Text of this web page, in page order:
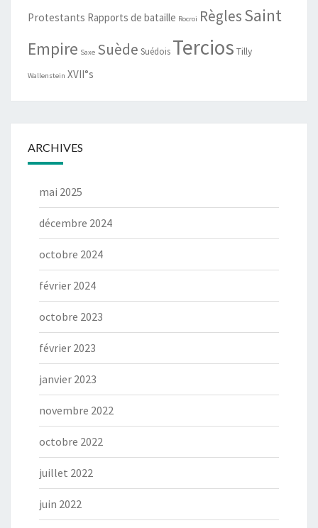
Protestants Rapports de bataille Rocroi RèglesSaint
Empire Saxe Suède Suédois Tercios Tilly
Wallenstein XVII°s
ARCHIVES
mai 2025
décembre 2024
octobre 2024
février 2024
octobre 2023
février 2023
janvier 2023
novembre 2022
octobre 2022
juillet 2022
juin 2022